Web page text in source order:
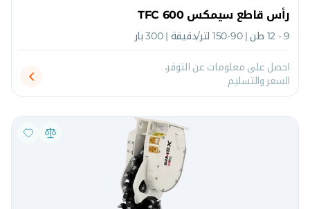
رأس قاطع سيمكس TFC 600
9 - 12 طن | 90-150 لتر/دقيقة | 300 بار
احصل على معلومات عن التوفر،
السعر والتسليم